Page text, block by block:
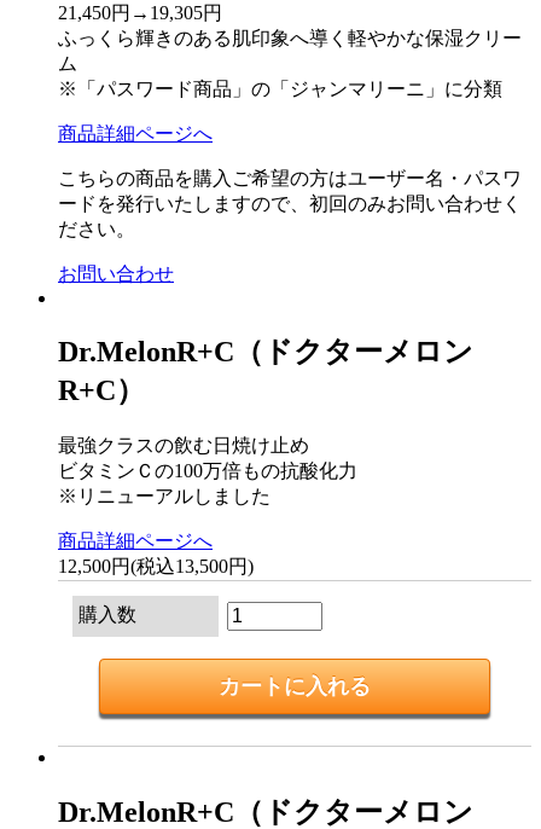
21,450円→19,305円
ふっくら輝きのある肌印象へ導く軽やかな保湿クリー
ム
※「パスワード商品」の「ジャンマリーニ」に分類
商品詳細ページへ
こちらの商品を購入ご希望の方はユーザー名・パスワ
ードを発行いたしますので、初回のみお問い合わせく
ださい。
お問い合わせ
Dr.MelonR+C（ドクターメロン
R+C）
最強クラスの飲む日焼け止め
ビタミンＣの100万倍もの抗酸化力
※リニューアルしました
商品詳細ページへ
12,500円(税込13,500円)
購入数
Dr.MelonR+C（ドクターメロン